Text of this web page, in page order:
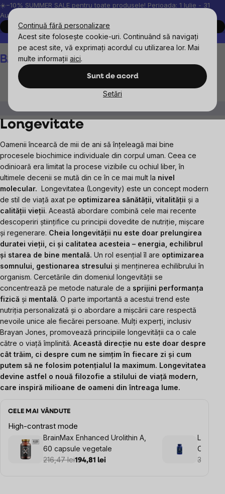
Continuă fără personalizare
Acest site folosește cookie-uri. Continuând să navigați
pe acest site, vă exprimați acordul cu utilizarea lor. Mai
multe informații aici.
Sunt de acord
Setări
Treci
la
conținut
☀️−10% SUMMER SALE pentru toate produsele! Perioada: 1 Iulie - 31
August, 2026.
Cumpără acum
Peste 200.000 de recenzii verificate
Produsele noastre sunt
Coş
de
Longevitate
Oamenii încearcă de mii de ani să înțeleagă mai bine
procesele biochimice individuale din corpul uman. Ceea ce
odinioară era limitat la procese vizibile cu ochiul liber, în
ultimele decenii se mută din ce în ce mai mult la nivel
molecular. Longevitatea (Longevity) este un concept modern
de stil de viață axat pe optimizarea sănătății, vitalității și a
calității vieții. Această abordare combină cele mai recente
descoperiri științifice cu principii dovedite de nutriție, mișcare
și regenerare. Cheia longevității nu este doar prelungirea
duratei vieții, ci și calitatea acesteia – energia, echilibrul
și starea de bine mentală. Un rol esențial îl are optimizarea
somnului, gestionarea stresului și menținerea echilibrului în
organism. Cercetările din domeniul longevității se
concentrează pe metode naturale de a sprijini performanța
fizică și mentală. O parte importantă a acestui trend este
nutriția personalizată și o abordare a mișcării care respectă
nevoile unice ale fiecărei persoane. Mulți experți, inclusiv
Brayan Jones, promovează principiile longevității ca o cale
către o viață împlinită. Această direcție nu este doar despre
cât trăim, ci despre cum ne simțim în fiecare zi și cum
putem să ne folosim potențialul la maximum. Longevitatea
devine astfel o nouă filozofie a stilului de viață modern,
care inspiră milioane de oameni din întreaga lume.
CELE MAI VÂNDUTE
High-contrast mode
BrainMax Enhanced Urolithin A,
60 capsule vegetale
216,47 lei194,81 lei
Life
Cell
331,31